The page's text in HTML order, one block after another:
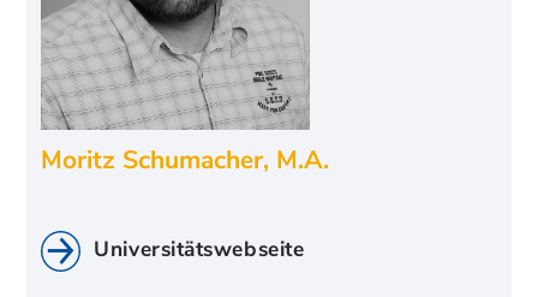
Moritz Schumacher, M.A.
Universitätswebseite